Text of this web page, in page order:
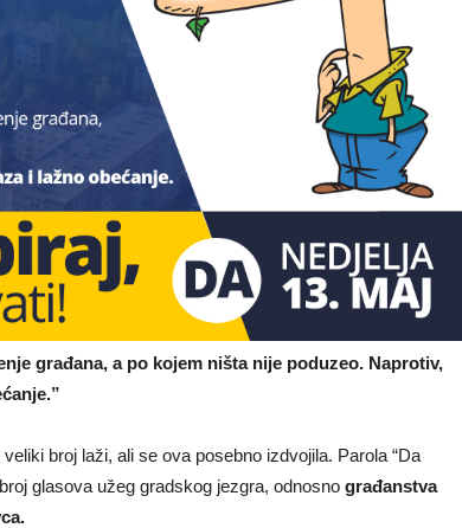
građana, a po kojem ništa nije poduzeo. Naprotiv,
broj laži, ali se ova posebno izdvojila. Parola “Da
glasova užeg gradskog jezgra, odnosno građanstva